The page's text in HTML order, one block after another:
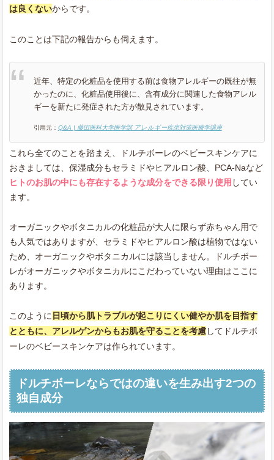
は良くないからです。
このことは下記の報告からも伺えます。
近年、特定の化粧品を使用する前は食物アレルギーの既往が無
かったのに、化粧品使用後に、含有成分に関連した食物アレル
ギーを新たに発症された方が散見されています。
引用元： Q&A | 藤田医科大学医学部 アレルギー疾患対策医療学講座
これら全てのことを踏まえ、ドルチボーレのベビースキンケアに
おきましては、保湿成分もセラミドやヒアルロン酸、PCA-Naなど
ヒトのお肌の中にも存在するような成分をできる限り使用 してい
ます。
オーガニックやボタニカルの化粧品が大人に限らず赤ちゃん用で
も人気ではありますが、セラミドやヒアルロン酸は植物ではない
ため、オーガニックやボタニカルには該当しません。ドルチボー
レがオーガニックやボタニカルにこだわっていない理由はここに
あります。
このように 日頃から肌トラブルが起こりにくい健やか肌を目指す
とともに、アレルゲンからもお肌を守ることを考慮してドルチボ
ーレのベビースキンケアは作られています。
ドルチボーレならではの違いを生み出す2つの
独自成分